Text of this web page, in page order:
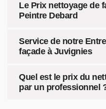
Le Prix nettoyage de
Peintre Debard
Service de notre
façade à Juvignies
Quel est le prix du
par un professionnel